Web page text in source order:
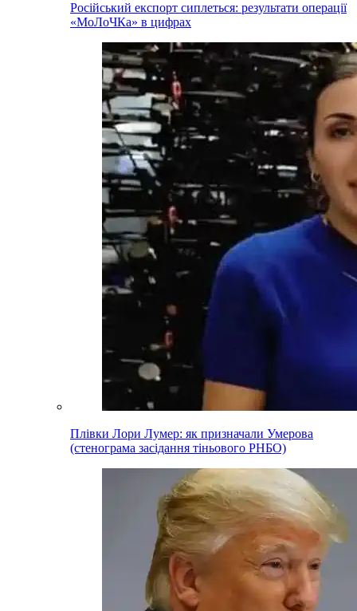
Російський експорт сиплеться: результати операції
«МоЛоЧКа» в цифрах
Плівки Лори Лумер: як призначали Умерова
(стенограма засідання тіньового РНБО)